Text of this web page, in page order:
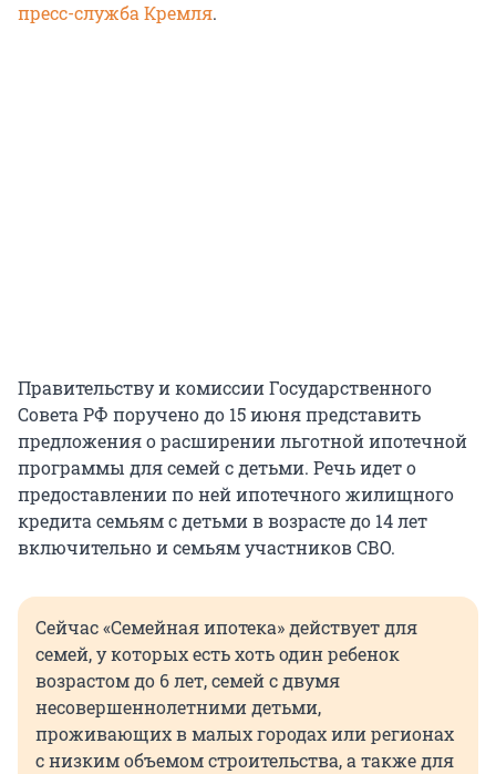
пресс-служба Кремля.
Правительству и комиссии Государственного
Совета РФ поручено до 15 июня представить
предложения о расширении льготной ипотечной
программы для семей с детьми. Речь идет о
предоставлении по ней ипотечного жилищного
кредита семьям с детьми в возрасте до 14 лет
включительно и семьям участников СВО.
Сейчас «Семейная ипотека» действует для
семей, у которых есть хоть один ребенок
возрастом до 6 лет, семей с двумя
несовершеннолетними детьми,
проживающих в малых городах или регионах
с низким объемом строительства, а также для